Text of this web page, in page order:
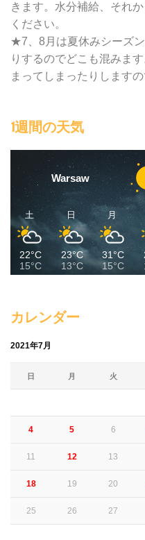
きます。水分補給、それ
ください。
★7、8月は夏休みシーズ
りするのでどこも混みま
まってしまったりします
1週間の天気
Warsaw
土
22°C
15°C
日
23°C
13°C
月
31°C
15°C
カレンダー
2021年7月
日 月 火
4 5 6
11 12 13
18 19 20
25 26 27